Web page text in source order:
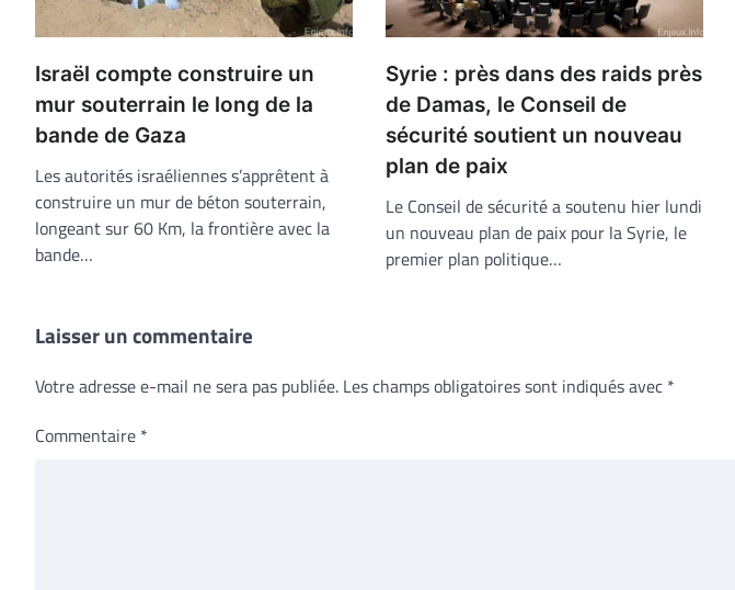
Israël compte construire un
mur souterrain le long de la
bande de Gaza
Les autorités israéliennes s’apprêtent à
construire un mur de béton souterrain,
longeant sur 60 Km, la frontière avec la
bande…
Syrie : près dans des raids près
de Damas, le Conseil de
sécurité soutient un nouveau
plan de paix
Le Conseil de sécurité a soutenu hier lundi
un nouveau plan de paix pour la Syrie, le
premier plan politique…
Laisser un commentaire
Votre adresse e-mail ne sera pas publiée. Les champs obligatoires sont indiqués avec *
Commentaire *